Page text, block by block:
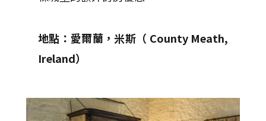
地點：愛爾蘭，米斯（ County Meath,
Ireland）